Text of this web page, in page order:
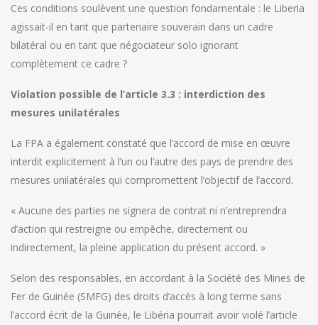
Ces conditions soulèvent une question fondamentale : le Liberia
agissait-il en tant que partenaire souverain dans un cadre
bilatéral ou en tant que négociateur solo ignorant
complètement ce cadre ?
Violation possible de l’article 3.3 : interdiction des
mesures unilatérales
La FPA a également constaté que l’accord de mise en œuvre
interdit explicitement à l’un ou l’autre des pays de prendre des
mesures unilatérales qui compromettent l’objectif de l’accord.
« Aucune des parties ne signera de contrat ni n’entreprendra
d’action qui restreigne ou empêche, directement ou
indirectement, la pleine application du présent accord. »
Selon des responsables, en accordant à la Société des Mines de
Fer de Guinée (SMFG) des droits d’accès à long terme sans
l’accord écrit de la Guinée, le Libéria pourrait avoir violé l’article